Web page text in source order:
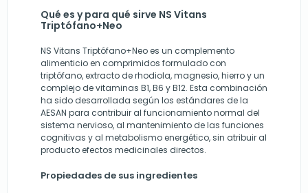
Qué es y para qué sirve NS Vitans
Triptófano+Neo
NS Vitans Triptófano+Neo es un complemento
alimenticio en comprimidos formulado con
triptófano, extracto de rhodiola, magnesio, hierro y un
complejo de vitaminas B1, B6 y B12. Esta combinación
ha sido desarrollada según los estándares de la
AESAN para contribuir al funcionamiento normal del
sistema nervioso, al mantenimiento de las funciones
cognitivas y al metabolismo energético, sin atribuir al
producto efectos medicinales directos.
Propiedades de sus ingredientes